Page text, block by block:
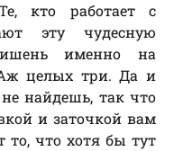
кто работает с
эту чудесную
именно на
целых три. Да и
найдешь, так что
и заточкой вам
то, что хотя бы тут